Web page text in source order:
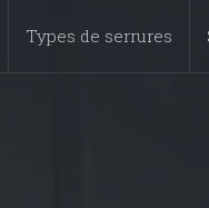
Types de serrures